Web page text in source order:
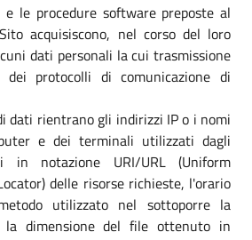
le procedure software preposte al
acquisiscono, nel corso del loro
dati personali la cui trasmissione
protocolli di comunicazione di
dati rientrano gli indirizzi IP o i nomi
e dei terminali utilizzati dagli
notazione URI/URL (Uniform
delle risorse richieste, l'orario
utilizzato nel sottoporre la
la dimensione del file ottenuto in